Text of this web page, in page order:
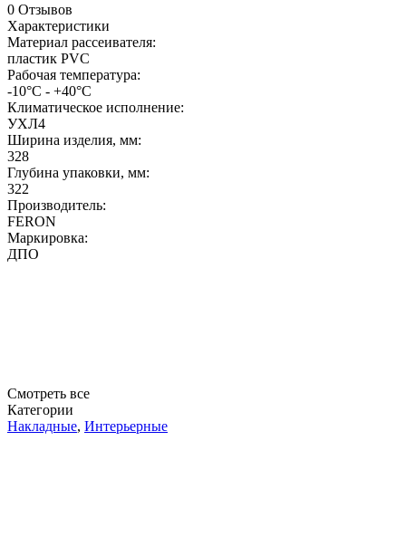
0 Отзывов
Характеристики
Материал рассеивателя:
пластик PVC
Рабочая температура:
-10°C - +40°C
Климатическое исполнение:
УХЛ4
Ширина изделия, мм:
328
Глубина упаковки, мм:
322
Производитель:
FERON
Маркировка:
ДПО
Смотреть все
Категории
Накладные, Интерьерные